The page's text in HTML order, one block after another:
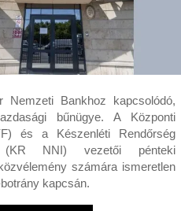
Nemzeti Bankhoz kapcsolódó,
bűnügye. A Központi
és a Készenléti Rendőrség
NNI) vezetői pénteki
számára ismeretlen
kapcsán.